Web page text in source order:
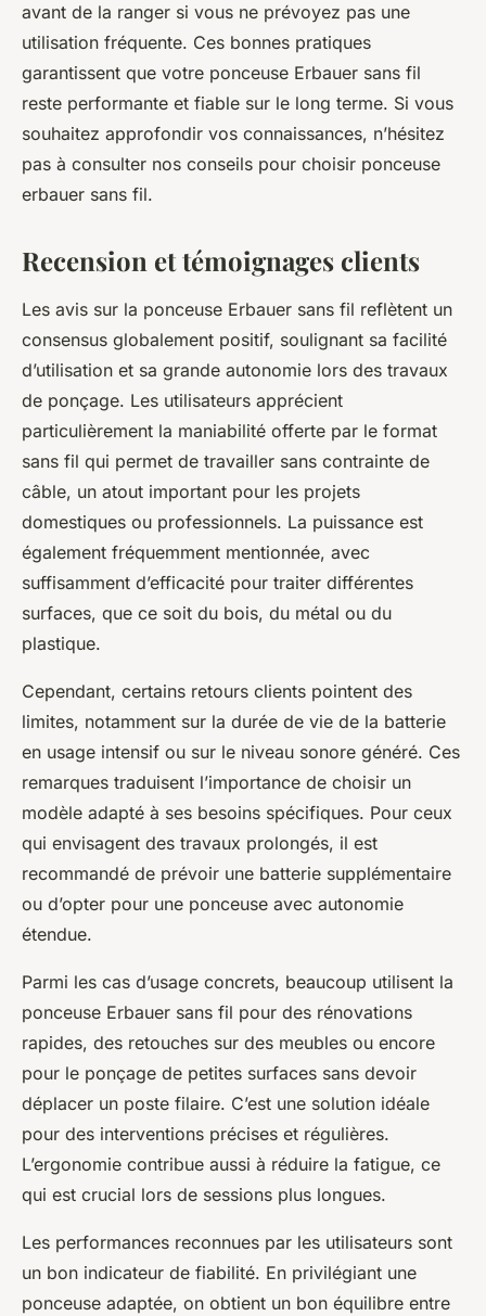
avant de la ranger si vous ne prévoyez pas une
utilisation fréquente. Ces bonnes pratiques
garantissent que votre ponceuse Erbauer sans fil
reste performante et fiable sur le long terme. Si vous
souhaitez approfondir vos connaissances, n’hésitez
pas à consulter nos conseils pour choisir ponceuse
erbauer sans fil.
Recension et témoignages clients
Les avis sur la ponceuse Erbauer sans fil reflètent un
consensus globalement positif, soulignant sa facilité
d’utilisation et sa grande autonomie lors des travaux
de ponçage. Les utilisateurs apprécient
particulièrement la maniabilité offerte par le format
sans fil qui permet de travailler sans contrainte de
câble, un atout important pour les projets
domestiques ou professionnels. La puissance est
également fréquemment mentionnée, avec
suffisamment d’efficacité pour traiter différentes
surfaces, que ce soit du bois, du métal ou du
plastique.
Cependant, certains retours clients pointent des
limites, notamment sur la durée de vie de la batterie
en usage intensif ou sur le niveau sonore généré. Ces
remarques traduisent l’importance de choisir un
modèle adapté à ses besoins spécifiques. Pour ceux
qui envisagent des travaux prolongés, il est
recommandé de prévoir une batterie supplémentaire
ou d’opter pour une ponceuse avec autonomie
étendue.
Parmi les cas d’usage concrets, beaucoup utilisent la
ponceuse Erbauer sans fil pour des rénovations
rapides, des retouches sur des meubles ou encore
pour le ponçage de petites surfaces sans devoir
déplacer un poste filaire. C’est une solution idéale
pour des interventions précises et régulières.
L’ergonomie contribue aussi à réduire la fatigue, ce
qui est crucial lors de sessions plus longues.
Les performances reconnues par les utilisateurs sont
un bon indicateur de fiabilité. En privilégiant une
ponceuse adaptée, on obtient un bon équilibre entre